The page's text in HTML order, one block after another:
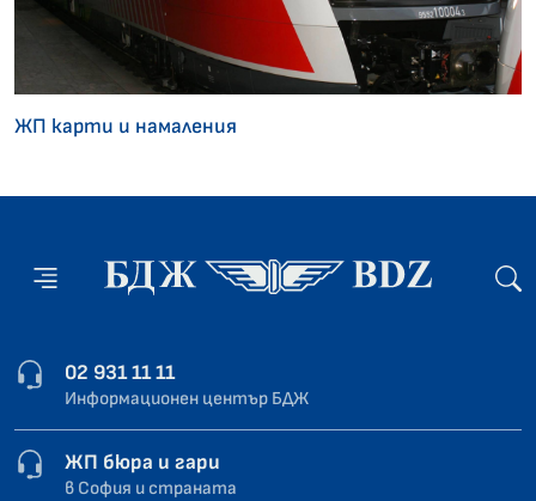
ЖП карти и намаления
02 931 11 11
Информационен център БДЖ
ЖП бюра и гари
в София и страната